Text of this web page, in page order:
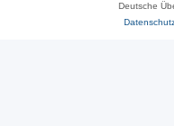
Deutsche